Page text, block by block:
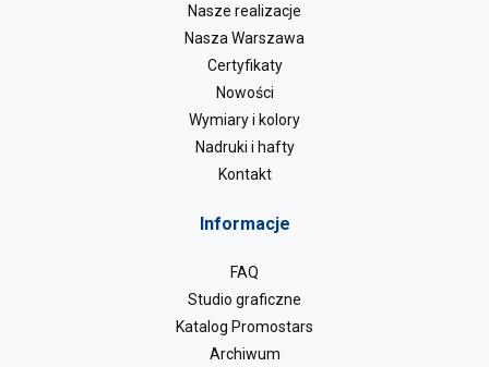
Nasze realizacje
Nasza Warszawa
Certyfikaty
Nowości
Wymiary i kolory
Nadruki i hafty
Kontakt
Informacje
FAQ
Studio graficzne
Katalog Promostars
Archiwum